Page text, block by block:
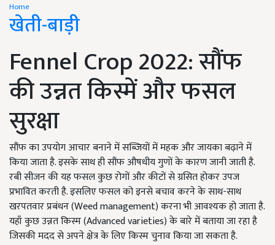
Home
खेती-बाड़ी
Fennel Crop 2022: सौंफ
की उन्नत किस्में और फसल
सुरक्षा
सौंफ का उपयोग आचार बनाने में सब्जियों में महक और जायका बढ़ाने में
किया जाता है. इसके साथ ही सौंफ औषधीय गुणों के कारण जानी जाती है.
रबी सीजन की यह फसल कुछ रोगों और कीटों से ग्रसित होकर उपज
प्रभावित करती है. इसलिए फसल को इनसे बचाव करने के साथ-साथ
खरपतवार प्रबंधन (Weed management) करना भी आवश्यक हो जाता है.
यहाँ कुछ उन्नत किस्म (Advanced varieties) के बारे में बताया जा रहा है
जिसकी मदद से अपने क्षेत्र के लिए किस्म चुनाव किया जा सकता है.